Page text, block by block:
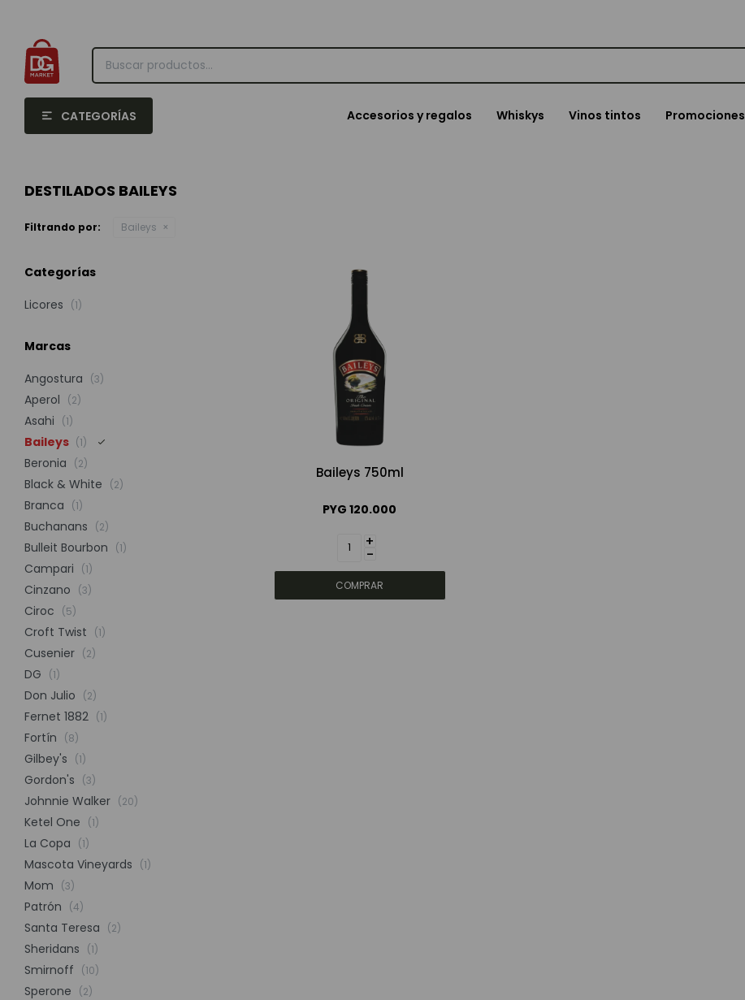
CATEGORÍAS Accesorios y regalos Whiskys Vinos tintos Promociones
DESTILADOS BAILEYS
Filtrando por: Baileys
Baileys 750ml
PYG 120.000
+
-
Categorías
Licores
(1)
Marcas
Angostura
(3)
Aperol (2)
Asahi (1)
Baileys (1)
Beronia (2)
Black & White (2)
Branca (1)
Buchanans (2)
Bulleit Bourbon (1)
Campari (1)
Cinzano (3)
Ciroc (5)
Croft Twist (1)
Cusenier (2)
DG (1)
Don Julio (2)
Fernet 1882 (1)
Fortín (8)
Gilbey's (1)
Gordon's (3)
Johnnie Walker (20)
Ketel One (1)
La Copa (1)
Mascota Vineyards (1)
Mom (3)
Patrón (4)
Santa Teresa (2)
Sheridans (1)
Smirnoff (10)
Sperone (2)